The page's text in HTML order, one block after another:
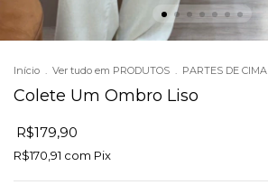
Início . Ver tudo em PRODUTOS . PARTES DE CIMA
Colete Um Ombro Liso
R$179,90
R$170,91 com Pix